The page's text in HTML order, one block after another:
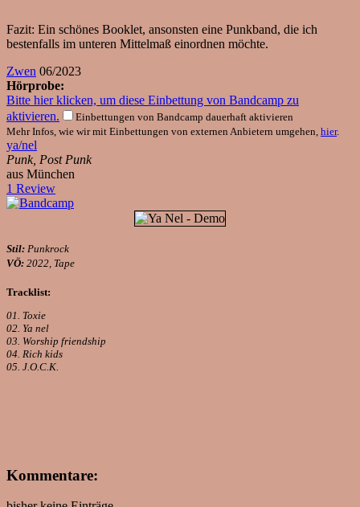
Fazit: Ein schönes Booklet, ansonsten eine Punkband, die ich
bestenfalls im unteren Mittelmaß einordnen möchte.
Zwen 06/2023
Hörprobe:
Bitte hier klicken, um diese Einbettung von Bandcamp zu
aktivieren.
Einbettungen von Bandcamp dauerhaft aktivieren
Mehr Infos, wie wir mit Einbettungen von externen Anbietern umgehen, hier.
ya/nel
Punk, Post Punk
aus München
1 Review
Stil: Punkrock
VÖ: 2022, Tape
Tracklist:
01. Toxie
02. Ya nel
03. Worship friendship
04. Rich kids
05. J.O.C.K.
Kommentare: